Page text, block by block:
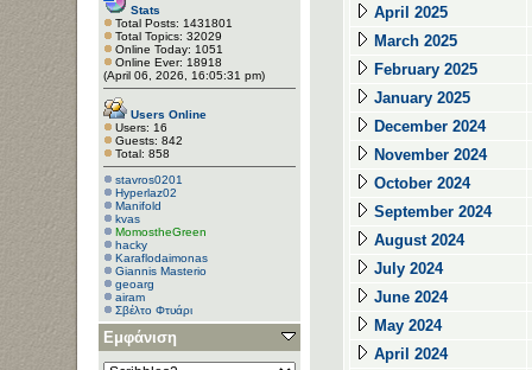
Stats
Total Posts: 1431801
Total Topics: 32029
Online Today: 1051
Online Ever: 18918
(April 06, 2026, 16:05:31 pm)
Users Online
Users: 16
Guests: 842
Total: 858
stavros0201
Hyperlaz02
Manifold
kvas
MomostheGreen
hacky
Κaraflodaimonas
Giannis Masterio
geoarg
airam
Σβέλτο Φτυάρι
Tasos Bot
Gaspard
dsaragiotis
harischris
Εμφάνιση
April 2025
March 2025
February 2025
January 2025
December 2024
November 2024
October 2024
September 2024
August 2024
July 2024
June 2024
May 2024
April 2024